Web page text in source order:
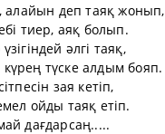
алайын деп таяқ жонып,
тиер, аяқ болып.
әлгі таяқ,
түске алдым бояп.
зая кетіп,
ойды таяқ етіп.
дағдарсаң.....